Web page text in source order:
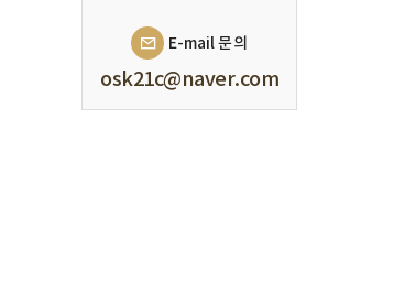
E-mail 문의
osk21c@naver.com